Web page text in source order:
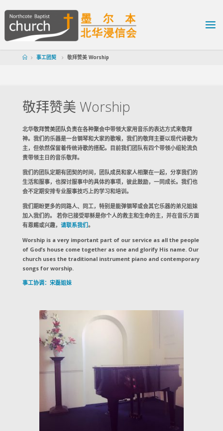
事工团契 敬拜赞美 Worship
敬拜赞美 Worship
北华敬拜赞美团队负责在各种聚会中带领大家用音乐的表达方式来敬拜
神。我们的乐器是一台钢琴和大家的歌喉，我们的敬拜主要以现代诗歌为
主，但依然保留着传统诗歌的搭配。目前我们团队有四个带领小组轮流负
责带领主日的音乐敬拜。
我们的团队定期有团契的时间，团队成员和家人相聚在一起，分享我们的
生活和服事，也探讨服事中的具体的事项，彼此鼓励，一同成长。我们也
会不定期安排专业服事技巧上的学习和培训。
我们期盼更多的同路人、同工，特别是能弹钢琴或会其它乐器的弟兄姐妹
加入我们的。 若你已接受耶稣是你个人的救主和生命的主，并在音乐方面
有恩赐或兴趣， 请联系我们。
Worship is a very important part of our service as all the people
of God’s house come together as one and glorify His name. Our
church uses the traditional instrument piano and contemporary
songs for worship.
事工协调：宋磊姐妹